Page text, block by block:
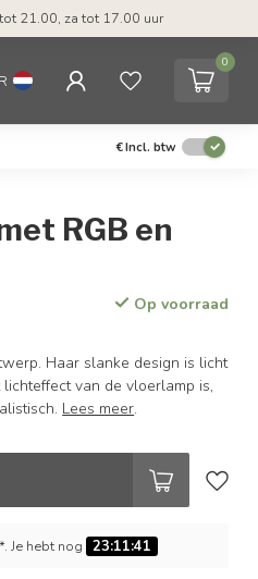
21.00, za tot 17.00 uur
0
€Incl. btw
RGB en
Op voorraad
Haar slanke design is licht
van de vloerlamp is,
Lees meer.
Je hebt nog 23:11:40